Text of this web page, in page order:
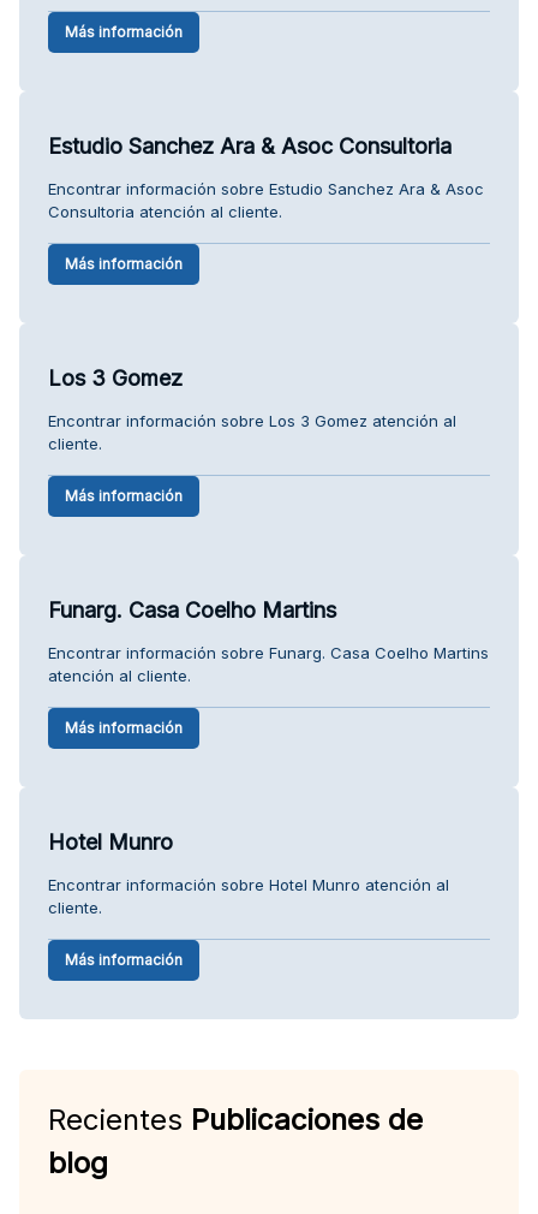
Más información
Estudio Sanchez Ara & Asoc Consultoria
Encontrar información sobre Estudio Sanchez Ara & Asoc
Consultoria atención al cliente.
Más información
Los 3 Gomez
Encontrar información sobre Los 3 Gomez atención al
cliente.
Más información
Funarg. Casa Coelho Martins
Encontrar información sobre Funarg. Casa Coelho Martins
atención al cliente.
Más información
Hotel Munro
Encontrar información sobre Hotel Munro atención al
cliente.
Más información
Recientes Publicaciones de
blog